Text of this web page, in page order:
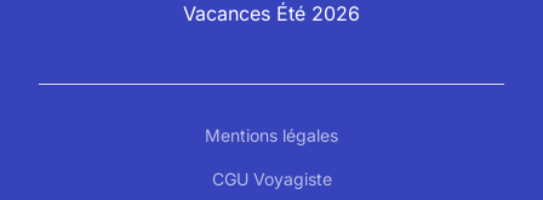
Vacances Été 2026
Mentions légales
CGU Voyagiste